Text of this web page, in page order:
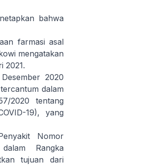
bahwa
farmasi asal
mengatakan
2021.
2020
dalam
2020 tentang
19), yang
Nomor
Rangka
tujuan dari